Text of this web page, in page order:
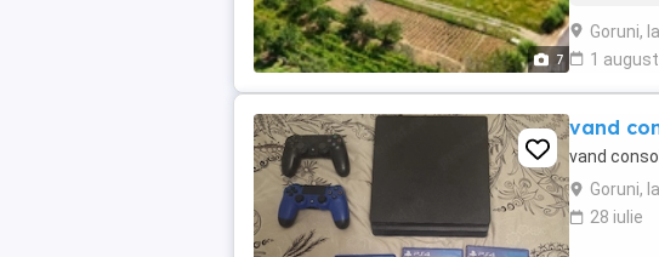
7
Goruni,
1 august
vand
vand
Goruni,
28 iulie